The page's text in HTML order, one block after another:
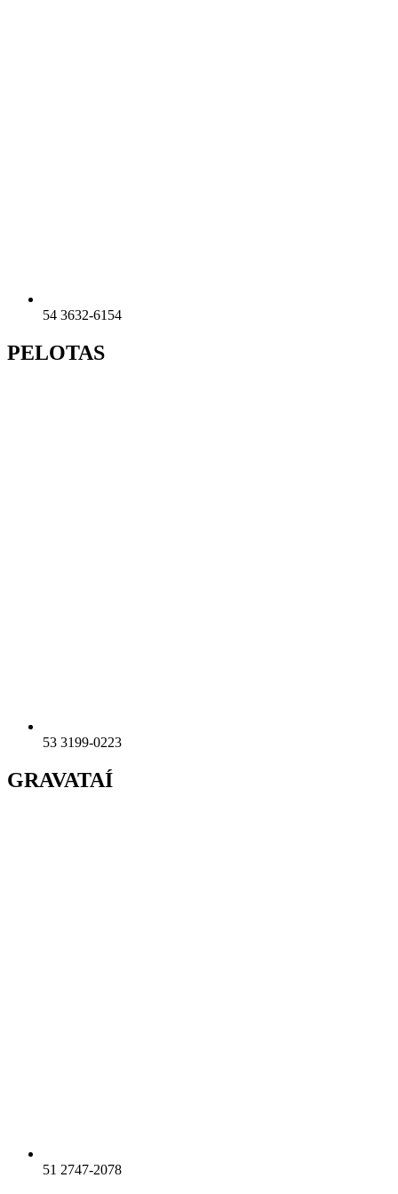
54 3632-6154
PELOTAS
53 3199-0223
GRAVATAÍ
51 2747-2078